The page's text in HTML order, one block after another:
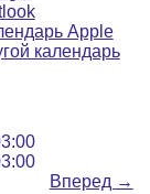
Apple
календарь
Вперед →